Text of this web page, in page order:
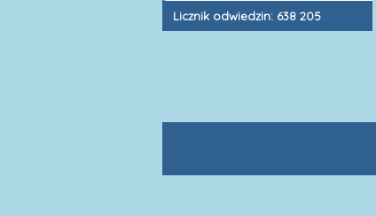
Licznik odwiedzin: 638 205